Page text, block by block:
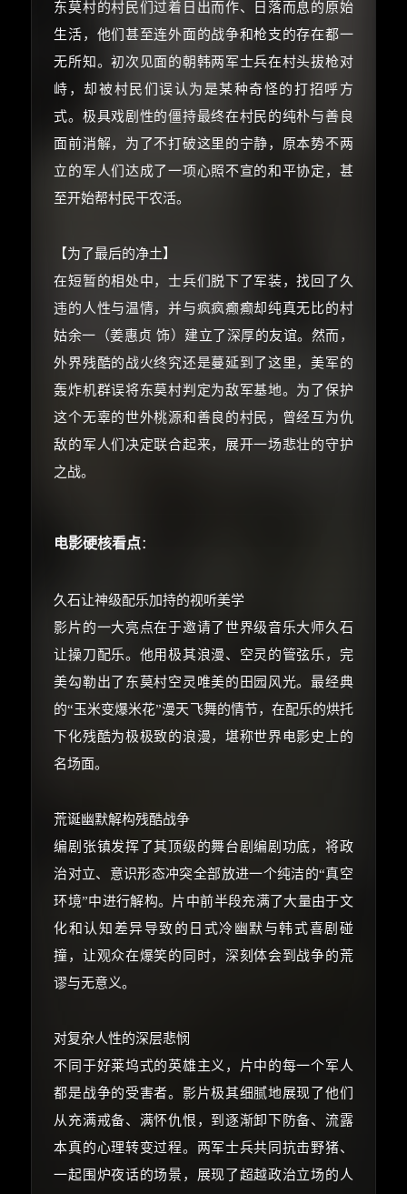
东莫村的村民们过着日出而作、日落而息的原始
生活，他们甚至连外面的战争和枪支的存在都一
无所知。初次见面的朝韩两军士兵在村头拔枪对
峙，却被村民们误认为是某种奇怪的打招呼方
式。极具戏剧性的僵持最终在村民的纯朴与善良
面前消解，为了不打破这里的宁静，原本势不两
立的军人们达成了一项心照不宣的和平协定，甚
至开始帮村民干农活。
【为了最后的净土】
在短暂的相处中，士兵们脱下了军装，找回了久
违的人性与温情，并与疯疯癫癫却纯真无比的村
姑余一（姜惠贞 饰）建立了深厚的友谊。然而，
外界残酷的战火终究还是蔓延到了这里，美军的
轰炸机群误将东莫村判定为敌军基地。为了保护
这个无辜的世外桃源和善良的村民，曾经互为仇
敌的军人们决定联合起来，展开一场悲壮的守护
之战。
电影硬核看点：
久石让神级配乐加持的视听美学
影片的一大亮点在于邀请了世界级音乐大师久石
让操刀配乐。他用极其浪漫、空灵的管弦乐，完
美勾勒出了东莫村空灵唯美的田园风光。最经典
的“玉米变爆米花”漫天飞舞的情节，在配乐的烘托
下化残酷为极极致的浪漫，堪称世界电影史上的
名场面。
荒诞幽默解构残酷战争
编剧张镇发挥了其顶级的舞台剧编剧功底，将政
治对立、意识形态冲突全部放进一个纯洁的“真空
环境”中进行解构。片中前半段充满了大量由于文
化和认知差异导致的日式冷幽默与韩式喜剧碰
撞，让观众在爆笑的同时，深刻体会到战争的荒
谬与无意义。
对复杂人性的深层悲悯
不同于好莱坞式的英雄主义，片中的每一个军人
都是战争的受害者。影片极其细腻地展现了他们
从充满戒备、满怀仇恨，到逐渐卸下防备、流露
本真的心理转变过程。两军士兵共同抗击野猪、
一起围炉夜话的场景，展现了超越政治立场的人
朋友们辛苦了 💦
如夸克12个月送14天 最低75元！
价格有浮动，请直接搜索查最低价！
还有支付宝现金红包、外卖红包、
优惠券、活动红包，每日可领。